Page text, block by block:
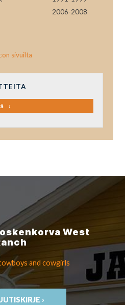
2006-2008
sivuilta
West
and cowgirls
›